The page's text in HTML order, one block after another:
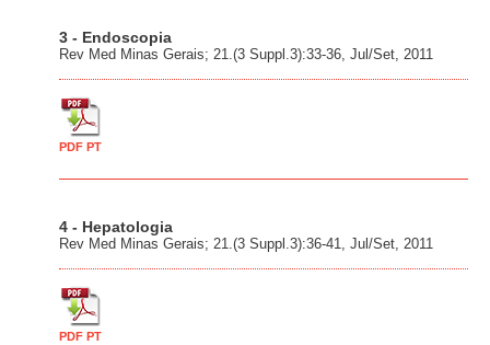
3 - Endoscopia
Rev Med Minas Gerais; 21.(3 Suppl.3):33-36, Jul/Set, 2011
PDF PT
4 - Hepatologia
Rev Med Minas Gerais; 21.(3 Suppl.3):36-41, Jul/Set, 2011
PDF PT